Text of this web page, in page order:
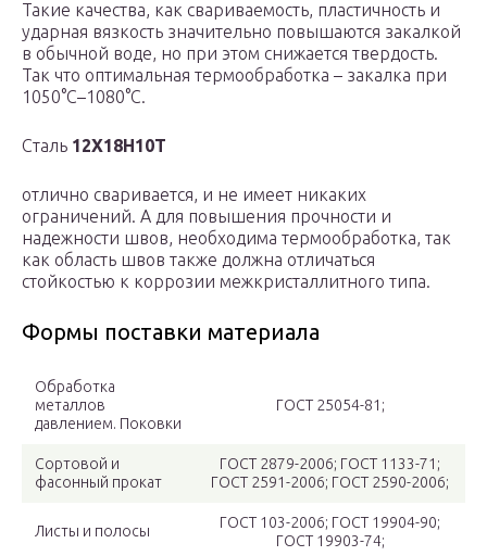
Такие качества, как свариваемость, пластичность и
ударная вязкость значительно повышаются закалкой
в обычной воде, но при этом снижается твердость.
Так что оптимальная термообработка – закалка при
1050°С–1080°С.
Сталь 12Х18Н10Т
отлично сваривается, и не имеет никаких
ограничений. А для повышения прочности и
надежности швов, необходима термообработка, так
как область швов также должна отличаться
стойкостью к коррозии межкристаллитного типа.
Формы поставки материала
Обработка
металлов
давлением. Поковки
ГОСТ 25054-81;
Сортовой и
фасонный прокат
ГОСТ 2879-2006; ГОСТ 1133-71;
ГОСТ 2591-2006; ГОСТ 2590-2006;
Листы и полосы
ГОСТ 103-2006; ГОСТ 19904-90;
ГОСТ 19903-74;